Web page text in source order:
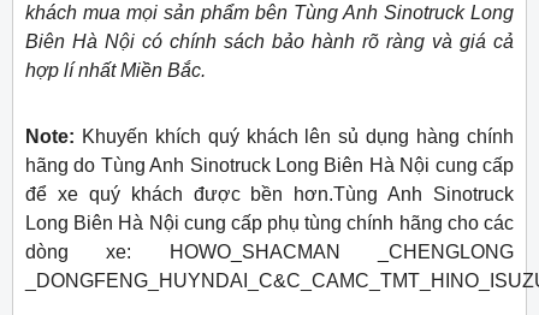
khách mua mọi sản phẩm bên Tùng Anh Sinotruck Long
Biên Hà Nội có chính sách bảo hành rõ ràng và giá cả
hợp lí nhất Miền Bắc.
Note: Khuyến khích quý khách lên sủ dụng hàng chính
hãng do Tùng Anh Sinotruck Long Biên Hà Nội cung cấp
để xe quý khách được bền hơn.Tùng Anh Sinotruck
Long Biên Hà Nội cung cấp phụ tùng chính hãng cho các
dòng xe: HOWO_SHACMAN _CHENGLONG